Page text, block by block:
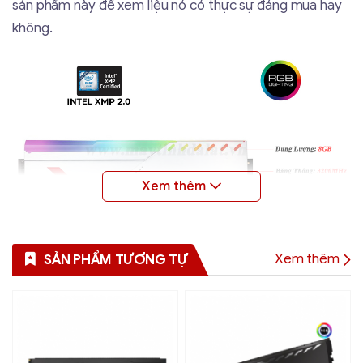
sản phẩm này để xem liệu nó có thực sự đáng mua hay
không.
Hiệu Suất Mạnh Mẽ – Tốc Độ Cao
3200MHz, giúp xử lý nhanh chóng các tác vụ từ gaming
SẢN PHẨM TƯƠNG TỰ Xem thêm